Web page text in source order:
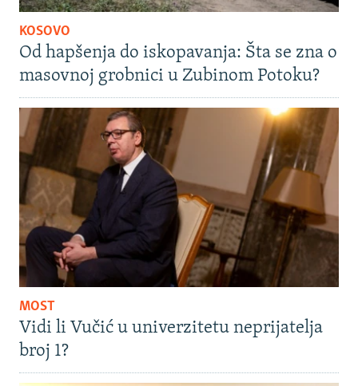
KOSOVO
Od hapšenja do iskopavanja: Šta se zna o
masovnoj grobnici u Zubinom Potoku?
MOST
Vidi li Vučić u univerzitetu neprijatelja
broj 1?